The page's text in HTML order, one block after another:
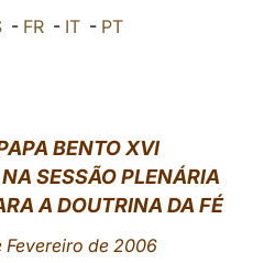
العربيّة - FR - IT - PT
BENTO XVI
SESSÃO PLENÁRIA
A DOUTRINA DA FÉ
Fevereiro de 2006